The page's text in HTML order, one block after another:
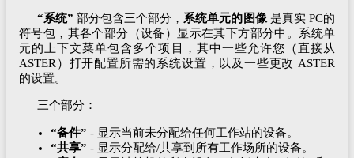
“系统” 部分包含三个部分， 系统单元的图像 是真实 PC的
符号包，其各个部分（设备）显示在其下方部分中。系统单
元的上下文菜单包含多个项目，其中一些允许您（直接从
ASTER）打开配置所需的系统设置，以及一些更改 ASTER
的设置。
三个部分：
“备件” - 显示当前未分配给任何工作站的设备。
“共享” - 显示分配给/共享到所有工作场所的设备。